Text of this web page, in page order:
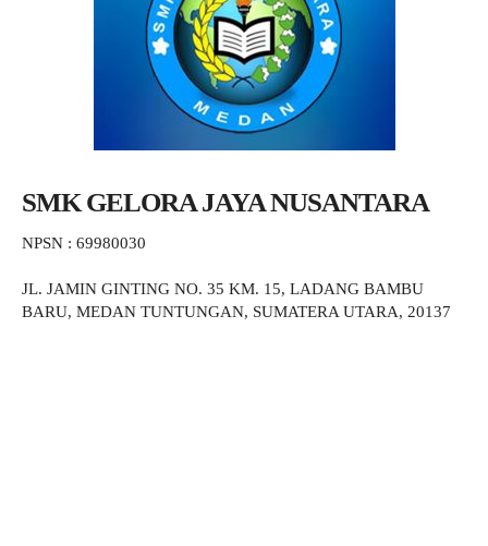
SMK GELORA JAYA NUSANTARA
NPSN : 69980030
JL. JAMIN GINTING NO. 35 KM. 15, LADANG BAMBU
BARU, MEDAN TUNTUNGAN, SUMATERA UTARA, 20137